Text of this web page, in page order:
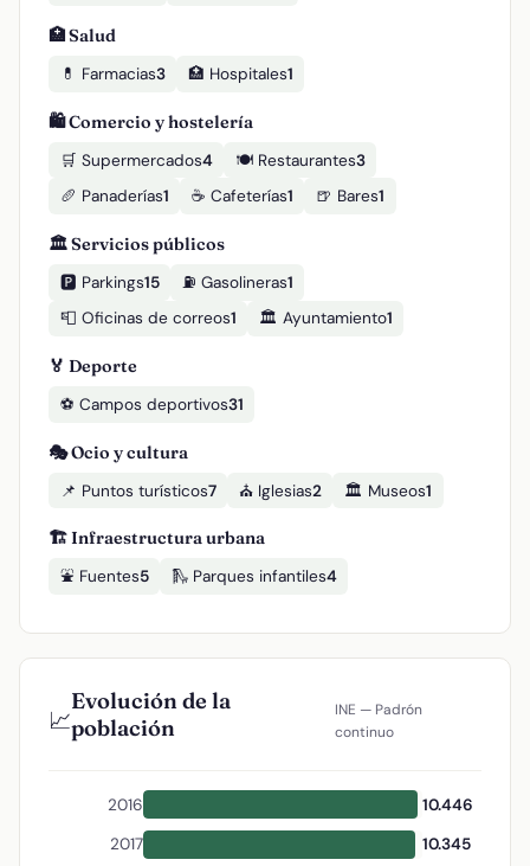
🏥 Salud
💊 Farmacias3 🏥 Hospitales1
🛍️ Comercio y hostelería
🛒 Supermercados4 🍽️ Restaurantes3
🥖 Panaderías1 ☕ Cafeterías1 🍺 Bares1
🏛️ Servicios públicos
🅿️ Parkings15 ⛽ Gasolineras1
📮 Oficinas de correos1 🏛️ Ayuntamiento1
🏅 Deporte
⚽ Campos deportivos31
🎭 Ocio y cultura
📌 Puntos turísticos7 ⛪ Iglesias2 🏛️ Museos1
🏗️ Infraestructura urbana
⛲ Fuentes5 🛝 Parques infantiles4
📈
Evolución de la
población
INE — Padrón
continuo
2016
10.446
2017
10.345